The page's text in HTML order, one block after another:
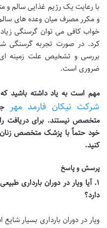
با رعایت یک رژیم غذایی سالم
و مکرر مصرف میان وعده های
خواب کافی می توان گرسنگی
کرد. در صورت تجربه گرسنگی
بررسی و تشخیص علت زمینه
ضروری است.
مهم است به یاد داشته باشید که
شرکت نیکان فارمد مهر
متخصص نیستند. برای دریافت
خود حتماً با پزشک متخصص
کنید.
پرسش و پاسخ
۱.آیا ویار در دوران بارداری
دارد؟
ویار در دوران بارداری بسیار